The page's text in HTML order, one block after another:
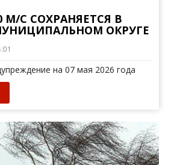
М/С СОХРАНЯЕТСЯ В
ОКРУГЕ
на 07 мая 2026 года